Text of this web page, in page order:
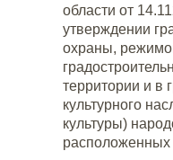
области от
утверждении
охраны,
территории и в
культурного
культуры)
расположенных